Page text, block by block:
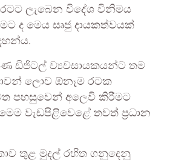
ලැබෙන විදේශ විනිමය
ද මෙය සෘජු දායකත්වයක්
ඩිජිටල් ව්‍යවසායකයන්ට තම
ලොව ඕනෑම රටක
පහසුවෙන් අලෙවි කිරීමට
වැඩපිළිවෙළේ තවත් ප්‍රධාන
තුළ මුදල් රහිත ගනුදෙනු